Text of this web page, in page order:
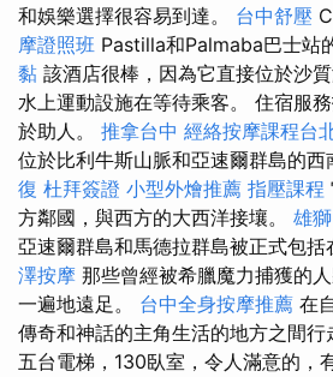
和娛樂選擇很容易到達。 台中舒壓
摩證照班 Pastilla和Palmaba巴士站
黏 該酒店很棒，因為它直接位於沙
水上運動設施在等待乘客。 住宿服
於助人。 推拿台中 經絡按摩課程台
位於比利牛斯山脈和亞速爾群島的西
復 杜拜簽證 小型外燴推薦 指壓課程
方鄰國，與西方的大西洋接壤。 雄
亞速爾群島和馬德拉群島被正式包括
澤按摩 那些曾經被希臘魔力捕獲的
一遍地遠足。 台中全身按摩推薦 在
傳奇和神話的主角生活的地方之間
五台電梯，130臥室，令人滿意的，